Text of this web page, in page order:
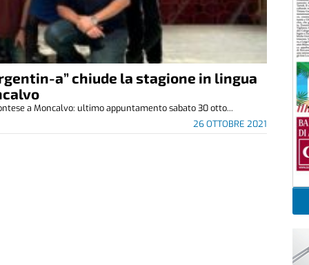
a” chiude la stagione in lingua
26 OTTOBRE 2021
a Moncalvo: ultimo appuntamento sabato 30 otto...